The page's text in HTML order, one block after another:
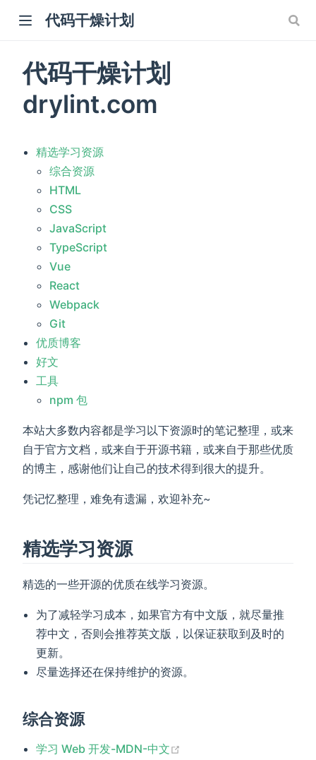
代码干燥计划
代码干燥计划
drylint.com
精选学习资源
综合资源
HTML
CSS
JavaScript
TypeScript
Vue
React
Webpack
Git
优质博客
好文
工具
npm 包
本站大多数内容都是学习以下资源时的笔记整理，或来
自于官方文档，或来自于开源书籍，或来自于那些优质
的博主，感谢他们让自己的技术得到很大的提升。
凭记忆整理，难免有遗漏，欢迎补充~
精选学习资源
精选的一些开源的优质在线学习资源。
为了减轻学习成本，如果官方有中文版，就尽量推
荐中文，否则会推荐英文版，以保证获取到及时的
更新。
尽量选择还在保持维护的资源。
综合资源
学习 Web 开发-MDN-中文